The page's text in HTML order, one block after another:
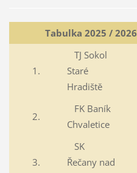
Tabulka 2025 / 2026
1.
TJ Sokol
Staré
Hradiště
2.
FK Baník
Chvaletice
3.
SK
Řečany nad